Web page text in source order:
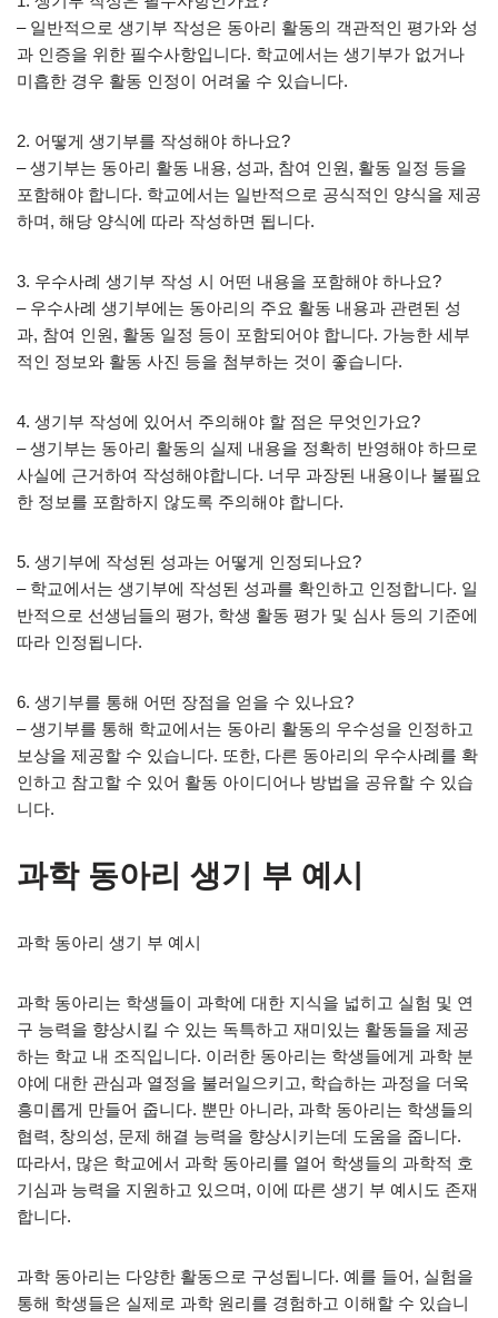
– 일반적으로 생기부 작성은 동아리 활동의 객관적인 평가와 성
과 인증을 위한 필수사항입니다. 학교에서는 생기부가 없거나
미흡한 경우 활동 인정이 어려울 수 있습니다.
2. 어떻게 생기부를 작성해야 하나요?
– 생기부는 동아리 활동 내용, 성과, 참여 인원, 활동 일정 등을
포함해야 합니다. 학교에서는 일반적으로 공식적인 양식을 제공
하며, 해당 양식에 따라 작성하면 됩니다.
3. 우수사례 생기부 작성 시 어떤 내용을 포함해야 하나요?
– 우수사례 생기부에는 동아리의 주요 활동 내용과 관련된 성
과, 참여 인원, 활동 일정 등이 포함되어야 합니다. 가능한 세부
적인 정보와 활동 사진 등을 첨부하는 것이 좋습니다.
4. 생기부 작성에 있어서 주의해야 할 점은 무엇인가요?
– 생기부는 동아리 활동의 실제 내용을 정확히 반영해야 하므로
사실에 근거하여 작성해야합니다. 너무 과장된 내용이나 불필요
한 정보를 포함하지 않도록 주의해야 합니다.
5. 생기부에 작성된 성과는 어떻게 인정되나요?
– 학교에서는 생기부에 작성된 성과를 확인하고 인정합니다. 일
반적으로 선생님들의 평가, 학생 활동 평가 및 심사 등의 기준에
따라 인정됩니다.
6. 생기부를 통해 어떤 장점을 얻을 수 있나요?
– 생기부를 통해 학교에서는 동아리 활동의 우수성을 인정하고
보상을 제공할 수 있습니다. 또한, 다른 동아리의 우수사례를 확
인하고 참고할 수 있어 활동 아이디어나 방법을 공유할 수 있습
니다.
과학 동아리 생기 부 예시
과학 동아리 생기 부 예시
과학 동아리는 학생들이 과학에 대한 지식을 넓히고 실험 및 연
구 능력을 향상시킬 수 있는 독특하고 재미있는 활동들을 제공
하는 학교 내 조직입니다. 이러한 동아리는 학생들에게 과학 분
야에 대한 관심과 열정을 불러일으키고, 학습하는 과정을 더욱
흥미롭게 만들어 줍니다. 뿐만 아니라, 과학 동아리는 학생들의
협력, 창의성, 문제 해결 능력을 향상시키는데 도움을 줍니다.
따라서, 많은 학교에서 과학 동아리를 열어 학생들의 과학적 호
기심과 능력을 지원하고 있으며, 이에 따른 생기 부 예시도 존재
합니다.
과학 동아리는 다양한 활동으로 구성됩니다. 예를 들어, 실험을
통해 학생들은 실제로 과학 원리를 경험하고 이해할 수 있습니